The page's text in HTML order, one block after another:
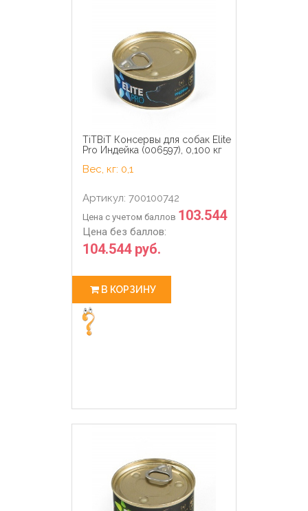
TiTBiT Консервы для собак Elite
Pro Индейка (006597), 0,100 кг
Вес, кг: 0,1
Артикул: 700100742
Цена с учетом баллов 103.544
Цена без баллов:
104.544 руб.
В КОРЗИНУ